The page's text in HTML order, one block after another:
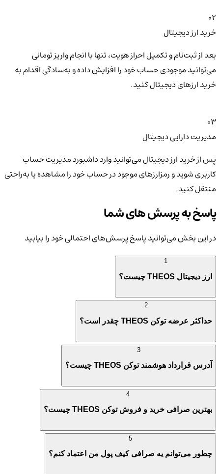
02
خرید ارز دیجیتال
بعد از ثبت‌نام و تکمیل احراز هویت، تنها با انجام واریز تومانی
می‌توانید موجودی حساب خود را افزایش داده و به‌سادگی اقدام به
خرید ارزهای دیجیتال کنید.
03
مدیریت دارایی دیجیتال
پس از خرید ارز دیجیتال می‌توانید وارد داشبورد مدیریت حساب
کاربری شوید و رمزارزهای موجود در حساب خود را مشاهده یا به‌راحتی
منتقل کنید.
پاسخ به پرسش های شما
در این بخش می‌توانید پاسخ پرسش‌های احتمالی خود را بیابید
ارز دیجیتال THEOS چیست؟
حداکثر عرضه توکن THEOS چقدر است؟
آدرس قرارداد هوشمند توکن THEOS چیست؟
بهترین صرافی خرید و فروش توکن THEOS چیست؟
چطور می‌توانم یه صرافی کیف پول من اعتماد کنم؟